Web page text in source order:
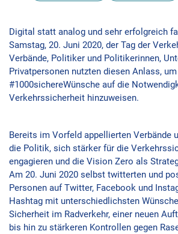
Digital statt analog und sehr erfolgreich
Samstag, 20. Juni 2020, der Tag der
Verbände, Politiker und Politikerinnen,
Privatpersonen nutzten diesen Anlass,
#1000sichereWünsche auf die
Verkehrssicherheit hinzuweisen.
Bereits im Vorfeld appellierten Verbände
die Politik, sich stärker für die
engagieren und die Vision Zero als
Am 20. Juni 2020 selbst twitterten und
Personen auf Twitter, Facebook und
Hashtag mit unterschiedlichsten
Sicherheit im Radverkehr, einer neuen
bis hin zu stärkeren Kontrollen gegen